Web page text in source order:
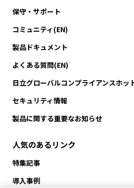
保守・サポート
コミュニティ(EN)
製品ドキュメント
よくある質問(EN)
日立グローバルコンプライアンスホッ
セキュリティ情報
製品に関する重要なお知らせ
人気のあるリンク
特集記事
導入事例